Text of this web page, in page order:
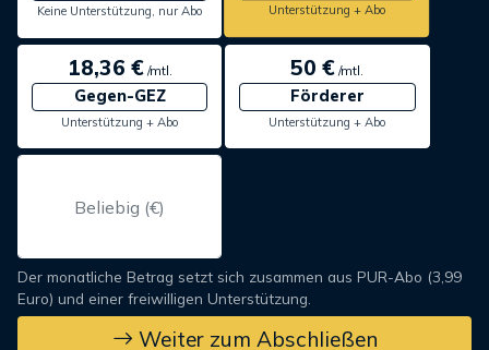
Keine Unterstützung, nur Abo Unterstützung + Abo
18,36 €/mtl.
Gegen-GEZ
Unterstützung + Abo
50 € /mtl.
Förderer
Unterstützung + Abo
Der monatliche Betrag setzt sich zusammen aus PUR-Abo (3,99
Euro) und einer freiwilligen Unterstützung.
Weiter zum Abschließen